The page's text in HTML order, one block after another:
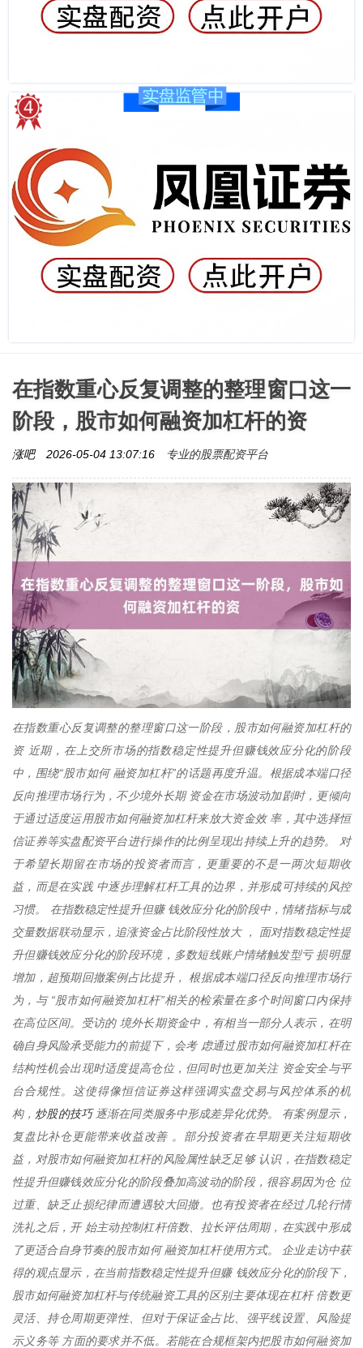
在指数重心反复调整的整理窗口这一
阶段，股市如何融资加杠杆的资
涨吧 2026-05-04 13:07:16 专业的股票配资平台
在指数重心反复调整的整理窗口这一阶段，股市如何融资加杠杆的
资 近期，在上交所市场的指数稳定性提升但赚钱效应分化的阶段
中，围绕“股市如何 融资加杠杆”的话题再度升温。根据成本端口径
反向推理市场行为，不少境外长期 资金在市场波动加剧时，更倾向
于通过适度运用股市如何融资加杠杆来放大资金效 率，其中选择恒
信证券等实盘配资平台进行操作的比例呈现出持续上升的趋势。 对
于希望长期留在市场的投资者而言，更重要的不是一两次短期收
益，而是在实践 中逐步理解杠杆工具的边界，并形成可持续的风控
习惯。 在指数稳定性提升但赚 钱效应分化的阶段中，情绪指标与成
交量数据联动显示，追涨资金占比阶段性放大 ， 面对指数稳定性提
升但赚钱效应分化的阶段环境，多数短线账户情绪触发型亏 损明显
增加，超预期回撤案例占比提升， 根据成本端口径反向推理市场行
为，与 “股市如何融资加杠杆”相关的检索量在多个时间窗口内保持
在高位区间。受访的 境外长期资金中，有相当一部分人表示，在明
确自身风险承受能力的前提下，会考 虑通过股市如何融资加杠杆在
结构性机会出现时适度提高仓位，但同时也更加关注 资金安全与平
台合规性。这使得像恒信证券这样强调实盘交易与风控体系的机
构， 炒股的技巧逐渐在同类服务中形成差异化优势。 有案例显示，
复盘比补仓更能带来收益改善 。部分投资者在早期更关注短期收
益，对股市如何融资加杠杆的风险属性缺乏足够 认识，在指数稳定
性提升但赚钱效应分化的阶段叠加高波动的阶段，很容易因为仓 位
过重、缺乏止损纪律而遭遇较大回撤。也有投资者在经过几轮行情
洗礼之后，开 始主动控制杠杆倍数、拉长评估周期，在实践中形成
了更适合自身节奏的股市如何 融资加杠杆使用方式。 企业走访中获
得的观点显示，在当前指数稳定性提升但赚 钱效应分化的阶段下，
股市如何融资加杠杆与传统融资工具的区别主要体现在杠杆 倍数更
灵活、持仓周期更弹性、但对于保证金占比、强平线设置、风险提
示义务等 方面的要求并不低。若能在合规框架内把股市如何融资加